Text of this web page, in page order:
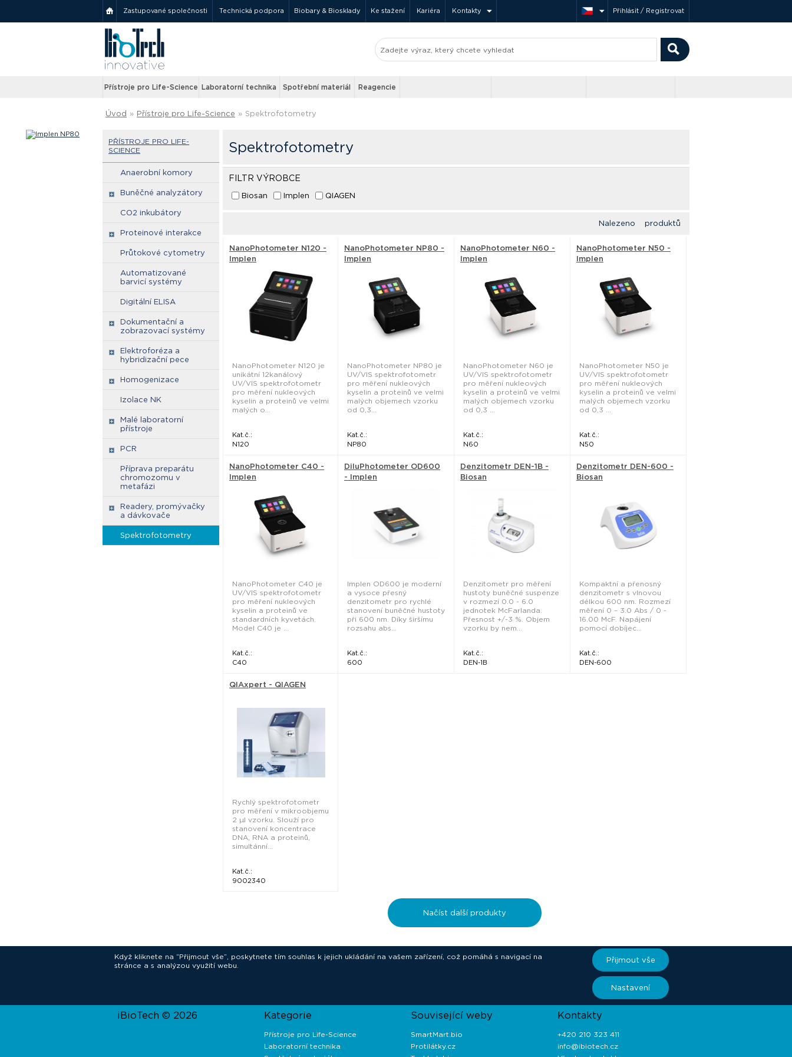
Zastupované společnosti Technická podpora Biobary & Biosklady Ke stažení Kariéra Kontakty Přihlásit / Registrovat
Přístroje pro Life-Science Laboratorní technika Spotřební materiál Reagencie
Úvod » Přístroje pro Life-Science » Spektrofotometry
PŘÍSTROJE PRO LIFE-
SCIENCE
Anaerobní komory
Buněčné analyzátory
CO2 inkubátory
Proteinové interakce
Průtokové cytometry
Automatizované
barvicí systémy
Digitální ELISA
Dokumentační a
zobrazovací systémy
Elektroforéza a
hybridizační pece
Homogenizace
Izolace NK
Malé laboratorní
přístroje
PCR
Příprava preparátu
chromozomu v
metafázi
Readery, promývačky
a dávkovače
Spektrofotometry
Spektrofotometry
FILTR VÝROBCE
Biosan Implen QIAGEN
Nalezeno produktů
NanoPhotometer N120 -
Implen
NanoPhotometer N120 je
unikátní 12kanálový
UV/VIS spektrofotometr
pro měření nukleových
kyselin a proteinů ve velmi
malých o...
Kat.č.:
N120
NanoPhotometer NP80 -
Implen
NanoPhotometer NP80 je
UV/VIS spektrofotometr
pro měření nukleových
kyselin a proteinů ve velmi
malých objemech vzorku
od 0,3...
Kat.č.:
NP80
NanoPhotometer N60 -
Implen
NanoPhotometer N60 je
UV/VIS spektrofotometr
pro měření nukleových
kyselin a proteinů ve velmi
malých objemech vzorku
od 0,3 ...
Kat.č.:
N60
NanoPhotometer N50 -
Implen
NanoPhotometer N50 je
UV/VIS spektrofotometr
pro měření nukleových
kyselin a proteinů ve velmi
malých objemech vzorku
od 0,3 ...
Kat.č.:
N50
NanoPhotometer C40 -
Implen
NanoPhotometer C40 je
UV/VIS spektrofotometr
pro měření nukleových
kyselin a proteinů ve
standardních kyvetách.
Model C40 je ...
Kat.č.:
C40
DiluPhotometer OD600
- Implen
Implen OD600 je moderní
a vysoce přesný
denzitometr pro rychlé
stanovení buněčné hustoty
při 600 nm. Díky širšímu
rozsahu abs...
Kat.č.:
600
Denzitometr DEN-1B -
Biosan
Denzitometr pro měření
hustoty buněčné suspenze
v rozmezí 0.0 - 6.0
jednotek McFarlanda.
Přesnost +/-3 %. Objem
vzorku by nem...
Kat.č.:
DEN-1B
Denzitometr DEN-600 -
Biosan
Kompaktní a přenosný
denzitometr s vlnovou
délkou 600 nm. Rozmezí
měření 0 – 3.0 Abs / 0 -
16.00 McF. Napájení
pomocí dobíjec...
Kat.č.:
DEN-600
QIAxpert - QIAGEN
Rychlý spektrofotometr
pro měření v mikroobjemu
2 µl vzorku. Slouží pro
stanovení koncentrace
DNA, RNA a proteinů,
simultánní...
Kat.č.:
9002340
Načíst další produkty
Když kliknete na “Přijmout vše”, poskytnete tím souhlas k jejich ukládání na vašem zařízení, což pomáhá s navigací na
stránce a s analýzou využití webu.
Přijmout vše
Nastavení
iBioTech © 2026 Kategorie
Přístroje pro Life-Science
Laboratorní technika
Související weby
SmartMart.bio
Protilátky.cz
Kontakty
+420 210 323 411
info@ibiotech.cz